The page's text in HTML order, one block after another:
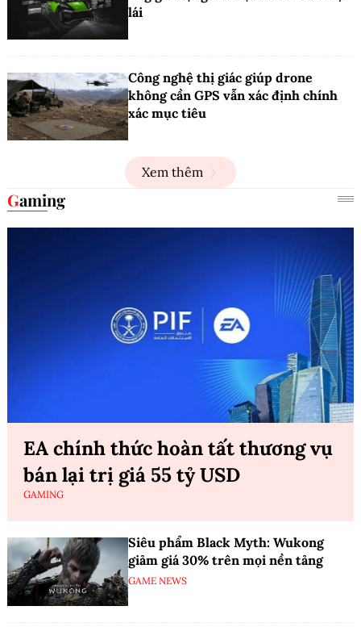
lái
Công nghệ thị giác giúp drone
không cần GPS vẫn xác định chính
xác mục tiêu
Xem thêm
Gaming
EA chính thức hoàn tất thương vụ
bán lại trị giá 55 tỷ USD
GAMING
Siêu phẩm Black Myth: Wukong
giảm giá 30% trên mọi nền tảng
GAME NEWS